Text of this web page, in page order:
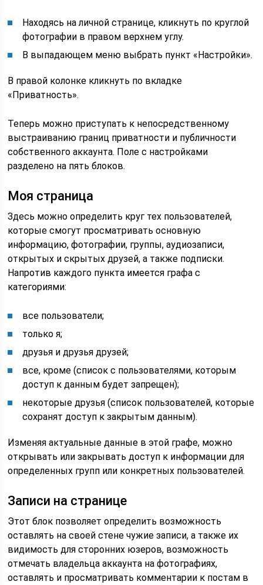
Находясь на личной странице, кликнуть по круглой
фотографии в правом верхнем углу.
В выпадающем меню выбрать пункт «Настройки».
В правой колонке кликнуть по вкладке
«Приватность».
Теперь можно приступать к непосредственному
выстраиванию границ приватности и публичности
собственного аккаунта. Поле с настройками
разделено на пять блоков.
Моя страница
Здесь можно определить круг тех пользователей,
которые смогут просматривать основную
информацию, фотографии, группы, аудиозаписи,
открытых и скрытых друзей, а также подписки.
Напротив каждого пункта имеется графа с
категориями:
все пользователи;
только я;
друзья и друзья друзей;
все, кроме (список с пользователями, которым
доступ к данным будет запрещен);
некоторые друзья (список пользователей, которые
сохранят доступ к закрытым данным).
Изменяя актуальные данные в этой графе, можно
открывать или закрывать доступ к информации для
определенных групп или конкретных пользователей.
Записи на странице
Этот блок позволяет определить возможность
оставлять на своей стене чужие записи, а также их
видимость для сторонних юзеров, возможность
отмечать владельца аккаунта на фотографиях,
оставлять и просматривать комментарии к постам в